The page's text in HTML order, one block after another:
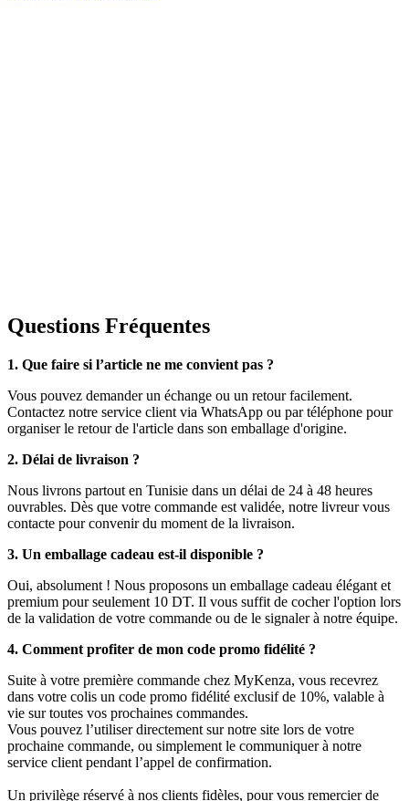
Questions Fréquentes
1. Que faire si l’article ne me convient pas ?
Vous pouvez demander un échange ou un retour facilement.
Contactez notre service client via WhatsApp ou par téléphone pour
organiser le retour de l'article dans son emballage d'origine.
2. Délai de livraison ?
Nous livrons partout en Tunisie dans un délai de 24 à 48 heures
ouvrables. Dès que votre commande est validée, notre livreur vous
contacte pour convenir du moment de la livraison.
3. Un emballage cadeau est-il disponible ?
Oui, absolument ! Nous proposons un emballage cadeau élégant et
premium pour seulement 10 DT. Il vous suffit de cocher l'option lors
de la validation de votre commande ou de le signaler à notre équipe.
4. Comment profiter de mon code promo fidélité ?
Suite à votre première commande chez MyKenza, vous recevrez
dans votre colis un code promo fidélité exclusif de 10%, valable à
vie sur toutes vos prochaines commandes.
Vous pouvez l’utiliser directement sur notre site lors de votre
prochaine commande, ou simplement le communiquer à notre
service client pendant l’appel de confirmation.
Un privilège réservé à nos clients fidèles, pour vous remercier de